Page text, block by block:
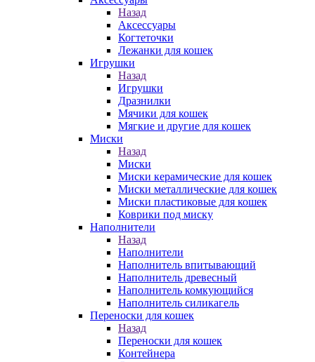
Назад
Аксессуары
Когтеточки
Лежанки для кошек
Игрушки
Назад
Игрушки
Дразнилки
Мячики для кошек
Мягкие и другие для кошек
Миски
Назад
Миски
Миски керамические для кошек
Миски металлические для кошек
Миски пластиковые для кошек
Коврики под миску
Наполнители
Назад
Наполнители
Наполнитель впитывающий
Наполнитель древесный
Наполнитель комкующийся
Наполнитель силикагель
Переноски для кошек
Назад
Переноски для кошек
Контейнера